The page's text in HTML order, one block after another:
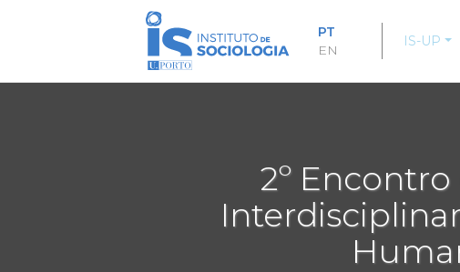
principal
PT
EN
IS-UP
2º